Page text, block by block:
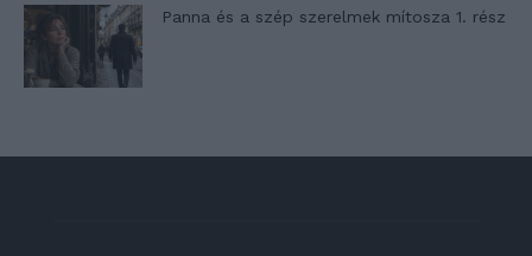
Panna és a szép szerelmek mítosza 1. rész